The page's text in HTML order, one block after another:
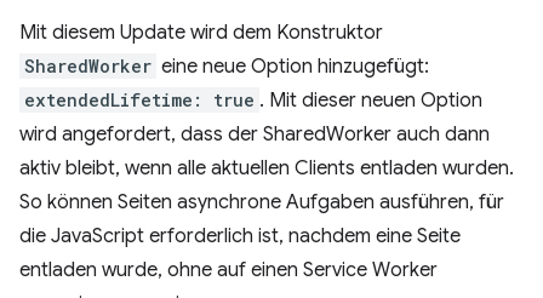
Mit diesem Update wird dem Konstruktor
SharedWorker eine neue Option hinzugefügt:
extendedLifetime: true . Mit dieser neuen Option
wird angefordert, dass der SharedWorker auch dann
aktiv bleibt, wenn alle aktuellen Clients entladen wurden.
So können Seiten asynchrone Aufgaben ausführen, für
die JavaScript erforderlich ist, nachdem eine Seite
entladen wurde, ohne auf einen Service Worker